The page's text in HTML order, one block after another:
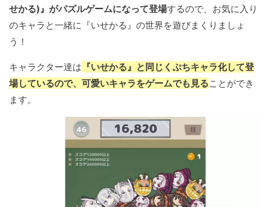
せかる)』がパズルゲームになって登場するので、お気に入り
のキャラと一緒に『いせかる』の世界を遊びまくりましょ
う！
キャラクター達は 『いせかる』と同じくぷちキャラ化して登
場しているので、可愛いキャラをゲームでも見ることができ
ます。